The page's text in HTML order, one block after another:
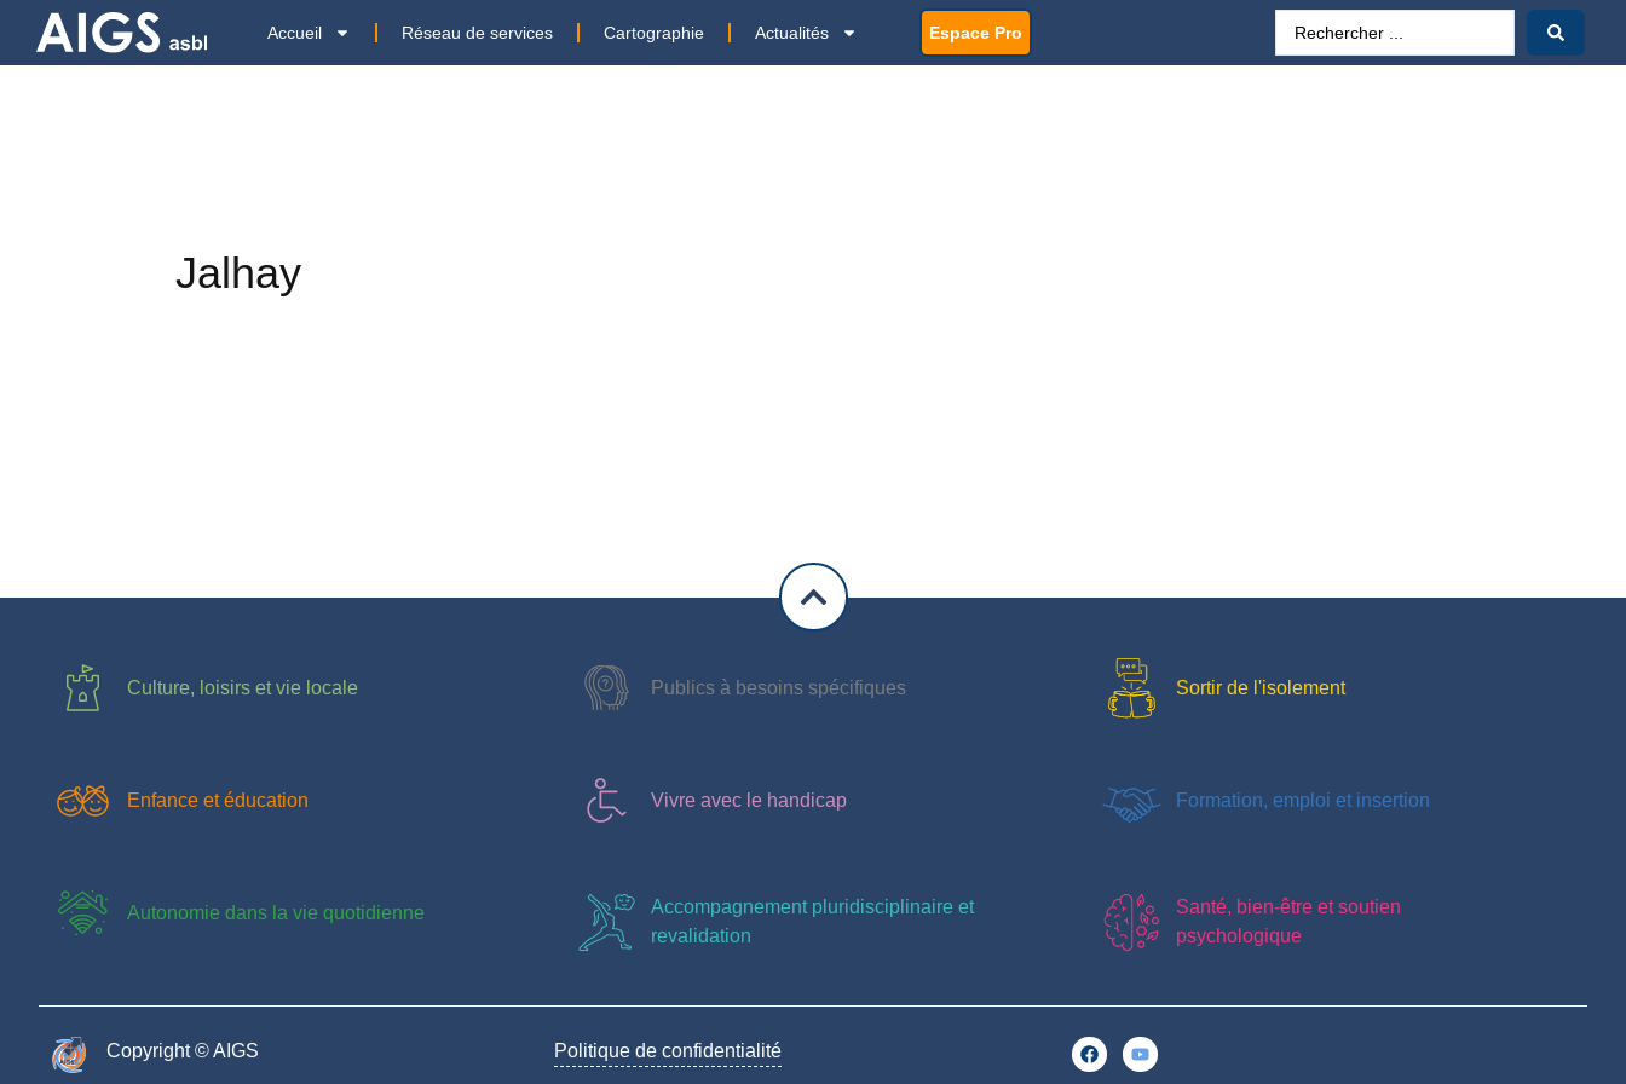
Accueil Réseau de services Cartographie Actualités Espace Pro
Jalhay
Culture, loisirs et vie locale Publics à besoins spécifiques Sortir de l'isolement
Enfance et éducation Vivre avec le handicap Formation, emploi et insertion
Autonomie dans la vie quotidienne
Accompagnement pluridisciplinaire et
revalidation
Santé, bien-être et soutien
psychologique
Copyright © AIGS​ Politique de confidentialité